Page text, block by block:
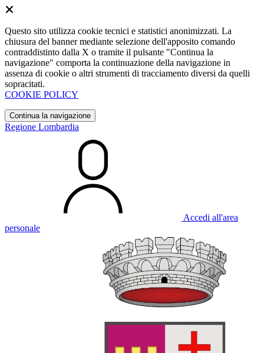
Questo sito utilizza cookie tecnici e statistici anonimizzati. La
chiusura del banner mediante selezione dell'apposito comando
contraddistinto dalla X o tramite il pulsante "Continua la
navigazione" comporta la continuazione della navigazione in
assenza di cookie o altri strumenti di tracciamento diversi da quelli
sopracitati.
COOKIE POLICY
Continua la navigazione
Regione Lombardia
Accedi all'area
personale